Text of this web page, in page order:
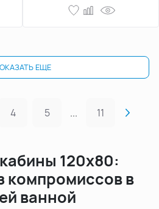
ЕЩЕ
4 5 ... 11
120x80:
компромиссов в
ванной